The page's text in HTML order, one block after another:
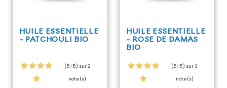
HUILE ESSENTIELLE
- PATCHOULI BIO
(5/5) sur 2
note(s)
HUILE ESSENTIELLE
- ROSE DE DAMAS
BIO
(5/5) sur 3
note(s)